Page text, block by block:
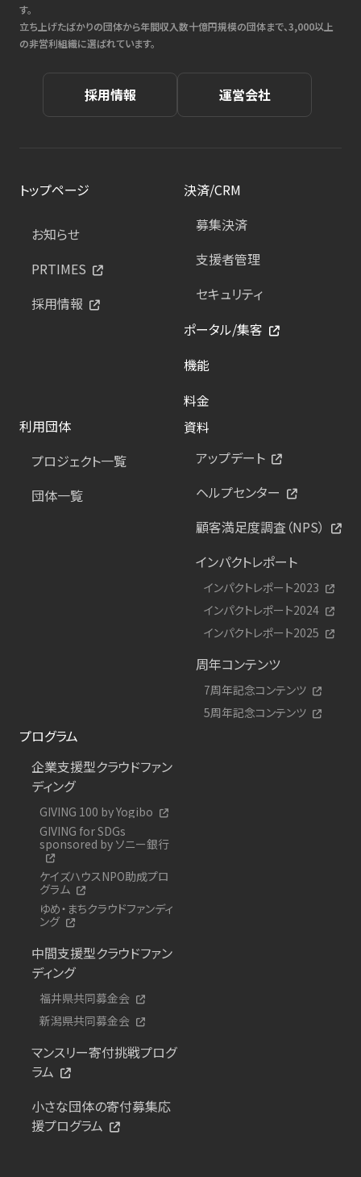
す。
立ち上げたばかりの団体から年間収入数十億円規模の団体まで、3,000以上
の非営利組織に選ばれています。
採用情報 運営会社
トップページ
お知らせ
PRTIMES
採用情報
決済/CRM
募集決済
支援者管理
セキュリティ
ポータル/集客
機能
料金
利用団体
プロジェクト一覧
団体一覧
資料
アップデート
ヘルプセンター
顧客満足度調査（NPS）
インパクトレポート
インパクトレポート2023
インパクトレポート2024
インパクトレポート2025
周年コンテンツ
7周年記念コンテンツ
5周年記念コンテンツ
プログラム
企業支援型クラウドファン
ディング
GIVING 100 by Yogibo
GIVING for SDGs
sponsored by ソニー銀行
ケイズハウスNPO助成プロ
グラム
ゆめ・まちクラウドファンディ
ング
中間支援型クラウドファン
ディング
福井県共同募金会
新潟県共同募金会
マンスリー寄付挑戦プログ
ラム
小さな団体の寄付募集応
援プログラム